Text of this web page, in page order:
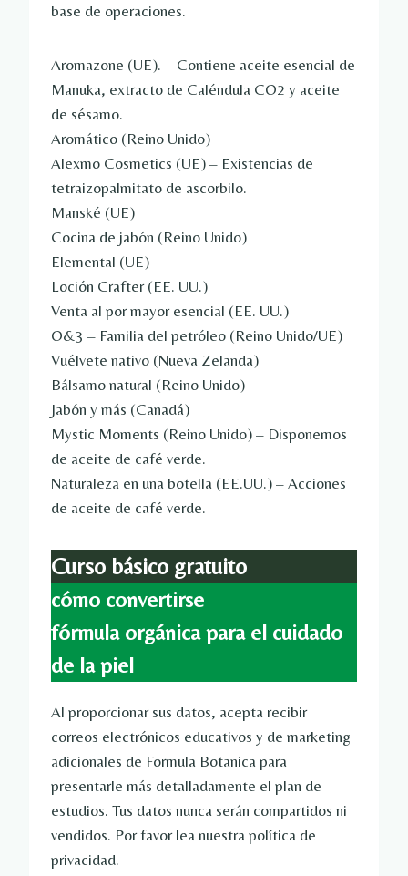
base de operaciones.
Aromazone (UE). – Contiene aceite esencial de
Manuka, extracto de Caléndula CO2 y aceite
de sésamo.
Aromático (Reino Unido)
Alexmo Cosmetics (UE) – Existencias de
tetraizopalmitato de ascorbilo.
Manské (UE)
Cocina de jabón (Reino Unido)
Elemental (UE)
Loción Crafter (EE. UU.)
Venta al por mayor esencial (EE. UU.)
O&3 – Familia del petróleo (Reino Unido/UE)
Vuélvete nativo (Nueva Zelanda)
Bálsamo natural (Reino Unido)
Jabón y más (Canadá)
Mystic Moments (Reino Unido) – Disponemos
de aceite de café verde.
Naturaleza en una botella (EE.UU.) – Acciones
de aceite de café verde.
Curso básico gratuito
cómo convertirse
fórmula orgánica para el cuidado
de la piel
Al proporcionar sus datos, acepta recibir
correos electrónicos educativos y de marketing
adicionales de Formula Botanica para
presentarle más detalladamente el plan de
estudios. Tus datos nunca serán compartidos ni
vendidos. Por favor lea nuestra política de
privacidad.